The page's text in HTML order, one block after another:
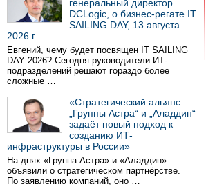
генеральный директор
DCLogic, о бизнес-регате IT
SAILING DAY, 13 августа
2026 г.
Евгений, чему будет посвящен IT SAILING
DAY 2026? Сегодня руководители ИТ-
подразделений решают гораздо более
сложные …
«Стратегический альянс
„Группы Астра“ и „Аладдин“
задаёт новый подход к
созданию ИТ-
инфраструктуры в России»
На днях «Группа Астра» и «Аладдин»
объявили о стратегическом партнёрстве.
По заявлению компаний, оно …